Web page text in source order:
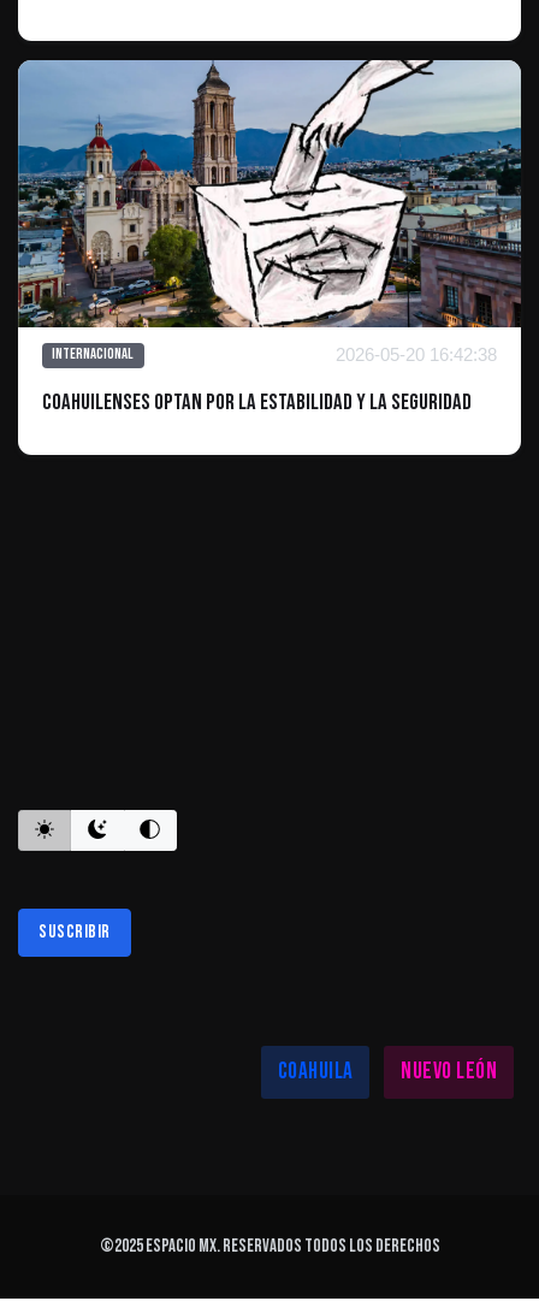
Internacional 2026-05-20 16:42:38
Coahuilenses optan por la estabilidad y la seguridad
Suscribir
Coahuila
Nuevo León
©2025ESPACIO MX. Reservados todos los derechos